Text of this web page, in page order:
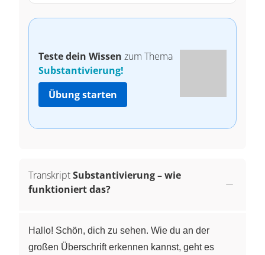
Teste dein Wissen zum Thema
Substantivierung!
Übung starten
TranskriptSubstantivierung – wie
funktioniert das?
Hallo! Schön, dich zu sehen. Wie du an der
großen Überschrift erkennen kannst, geht es